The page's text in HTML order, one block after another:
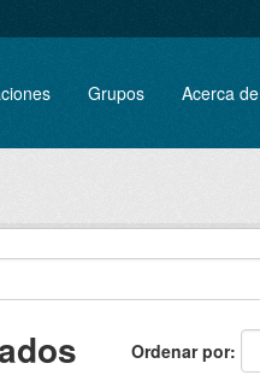
Grupos Acerca de
Ordenar por